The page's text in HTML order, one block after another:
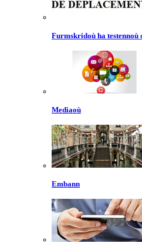
Furmskridoù ha testennoù
Mediaoù
Embann